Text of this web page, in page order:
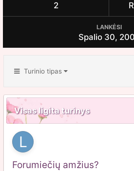
2
LANKĖSI
Spalio 30,
Turinio tipas
Visas ligita turinys
Forumiečių amžius?